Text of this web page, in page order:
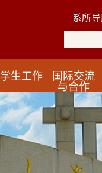
系所
学生工作
国际交流
与合作